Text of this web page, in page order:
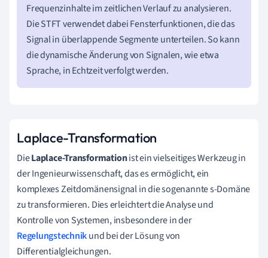
Frequenzinhalte im zeitlichen Verlauf zu analysieren.
Die STFT verwendet dabei Fensterfunktionen, die das
Signal in überlappende Segmente unterteilen. So kann
die dynamische Änderung von Signalen, wie etwa
Sprache, in Echtzeit verfolgt werden.
Laplace-Transformation
DieLaplace-Transformationist ein vielseitiges Werkzeug in
der Ingenieurwissenschaft, das es ermöglicht, ein
komplexes Zeitdomänensignal in die sogenannte s-Domäne
zu transformieren. Dies erleichtert die Analyse und
Kontrolle von Systemen, insbesondere in der
Regelungstechnikund bei der Lösung von
Differentialgleichungen.